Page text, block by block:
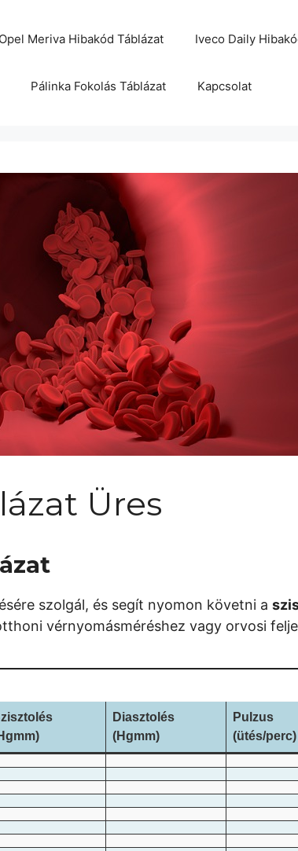
Opel Meriva Hibakód Táblázat Iveco Daily
Pálinka Fokolás Táblázat Kapcsolat
Üres
szolgál, és segít nyomon követni a
vérnyomásméréshez vagy orvosi
Diasztolés
(Hgmm)
Pulzus
(ütés/perc)